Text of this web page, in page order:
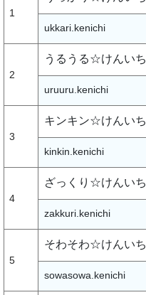
1
ukkari.kenichi
2
うるうる☆けんいち
uruuru.kenichi
3
キンキン☆けんいち
kinkin.kenichi
4
ざっくり☆けんいち
zakkuri.kenichi
5
そわそわ☆けんいち
sowasowa.kenichi